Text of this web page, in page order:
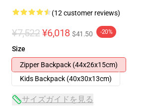
(12 customer reviews)
¥7,522 ¥6,018 $41.50 -20%
Size
Zipper Backpack (44x26x15cm)
Kids Backpack (40x30x13cm)
サイズガイドを見る